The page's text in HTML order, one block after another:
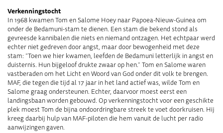
Verkenningstocht
In 1968 kwamen Tom en Salome Hoey naar Papoea-Nieuw-Guinea om
onder de Bedamuni-stam te dienen. Een stam die bekend stond als
gevreesde kannibalen die niets en niemand ontzagen. Het echtpaar werd
echter niet gedreven door angst, maar door bewogenheid met deze
stam: “Toen we hier kwamen, leefden de Bedamuni letterlijk in angst en
duisternis. Hun bijgeloof drukte zwaar op hen.” Tom en Salome waren
vastberaden om het Licht en Woord van God onder dit volk te brengen.
MAF, die tegen die tijd al 17 jaar in het land actief was, wilde Tom en
Salome graag ondersteunen. Echter, daarvoor moest eerst een
landingsbaan worden gebouwd. Op verkenningstocht voor een geschikte
plek moest Tom de bijna ondoordringbare streek te voet doorkruisen. Hij
kreeg daarbij hulp van MAF-piloten die hem vanuit de lucht per radio
aanwijzingen gaven.